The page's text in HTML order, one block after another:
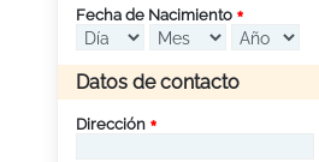
Fecha de Nacimiento
Datos de contacto
Dirección